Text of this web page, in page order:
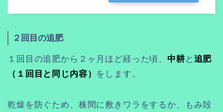
２回目の追肥
１回目の追肥から２ヶ月ほど経った頃、 中耕と 追肥
（１回目と同じ内容） をします。
乾燥を防ぐため、株間に敷きワラをするか、もみ殻